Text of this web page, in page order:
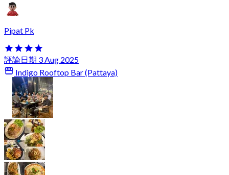
Pipat Pk
評論日期 3 Aug 2025
Indigo Rooftop Bar (Pattaya)